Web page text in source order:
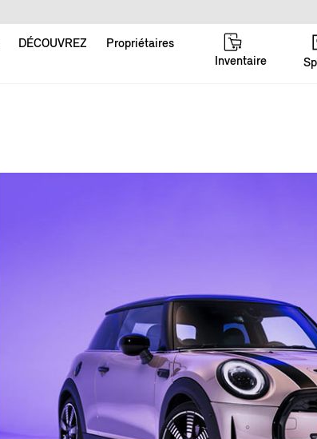
DÉCOUVREZ
Propriétaires
Inventaire